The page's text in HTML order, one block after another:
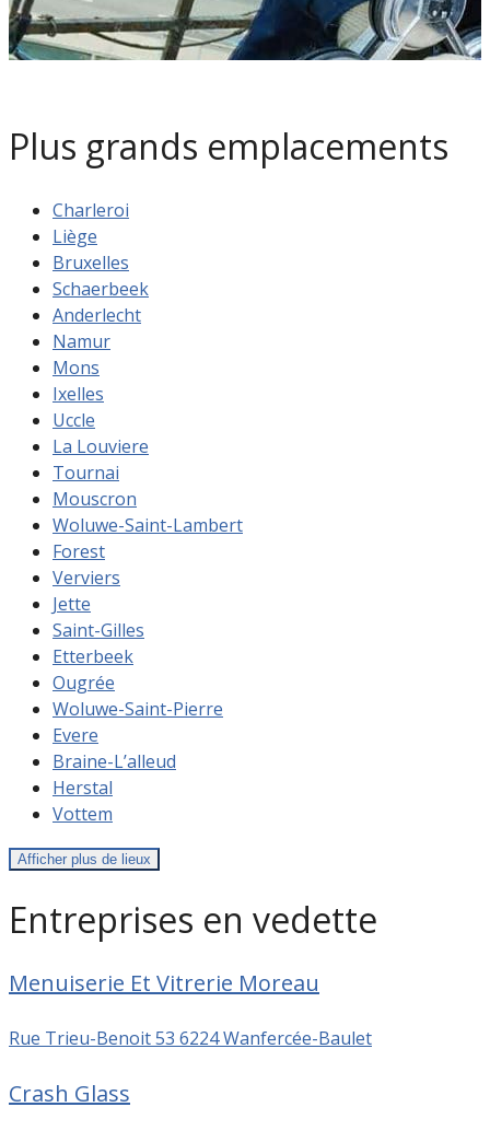
Plus grands emplacements
Charleroi
Liège
Bruxelles
Schaerbeek
Anderlecht
Namur
Mons
Ixelles
Uccle
La Louviere
Tournai
Mouscron
Woluwe-Saint-Lambert
Forest
Verviers
Jette
Saint-Gilles
Etterbeek
Ougrée
Woluwe-Saint-Pierre
Evere
Braine-L’alleud
Herstal
Vottem
Afficher plus de lieux
Entreprises en vedette
Menuiserie Et Vitrerie Moreau
Rue Trieu-Benoit 53 6224 Wanfercée-Baulet
Crash Glass